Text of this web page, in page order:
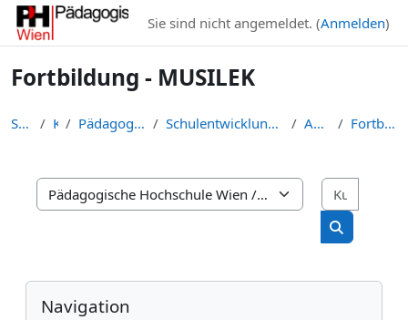
Zum Hauptinhalt
Sie sind nicht angemeldet. (Anmelden)
Fortbildung - MUSILEK
Startseite Kurse Pädagogische Hochschule Wien Schulentwicklung, Leadership und Praxisschulen (I:... ARCHIV (I:SLP) Fortbildung - MUSILEK
Kursbereiche
Kurse
Blöcke
Navigation überspringen
Navigation